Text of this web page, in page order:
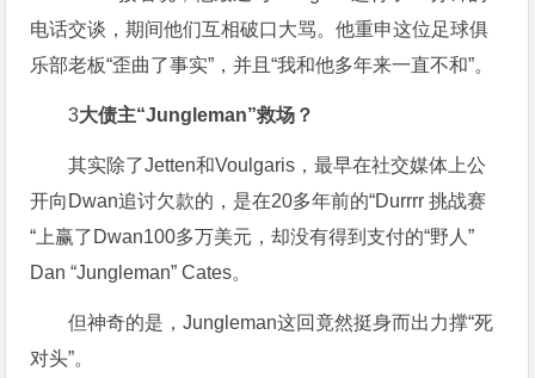
电话交谈，期间他们互相破口大骂。他重申这位足球俱
乐部老板“歪曲了事实”，并且“我和他多年来一直不和”。
3大债主“Jungleman”救场？
其实除了Jetten和Voulgaris，最早在社交媒体上公
开向Dwan追讨欠款的，是在20多年前的“Durrrr 挑战赛
“上赢了Dwan100多万美元，却没有得到支付的“野人”
Dan “Jungleman” Cates。
但神奇的是，Jungleman这回竟然挺身而出力撑“死
对头”。